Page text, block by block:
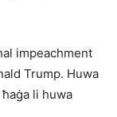
impeachment
Trump. Huwa
li huwa